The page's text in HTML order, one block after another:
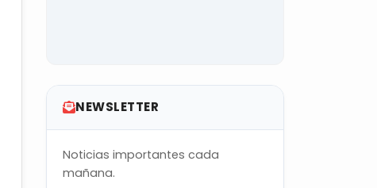
NEWSLETTER
Noticias importantes cada
mañana.